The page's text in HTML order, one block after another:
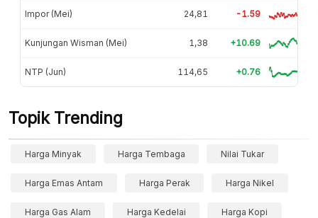
Impor (Mei) 24,81 -1.59
Kunjungan Wisman (Mei) 1,38 +10.69
NTP (Jun) 114,65 +0.76
Topik Trending
Harga Minyak Harga Tembaga Nilai Tukar
Harga Emas Antam Harga Perak Harga Nikel
Harga Gas Alam Harga Kedelai Harga Kopi